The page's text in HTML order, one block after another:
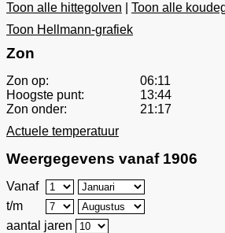
Toon alle hittegolven
Toon alle
Toon Hellmann-grafiek
Zon
Zon op:
06:11
Hoogste punt:
13:44
Zon onder:
21:17
Actuele temperatuur
Weergegevens vanaf 1906
Vanaf
t/m
aantal jaren